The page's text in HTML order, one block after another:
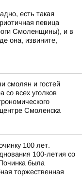
есть такая
певица
Смоленщины), и в
она, извините,
смолян и гостей
со всех уголков
Смоленска
100 лет.
100-летия со
была
торжественная